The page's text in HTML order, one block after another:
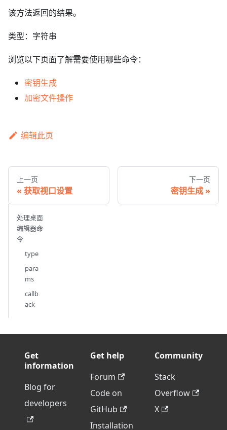
该方法返回的结果。
类型：字符串
浏览以下页面了解需要使用哪些命令：
密钥生成
加密文件操作
编辑此页
上一页
获取视口设置
下一页
密钥生成
处理桌面
编辑器命
令
type
para
ms
callb
ack
Get
information
Blog for
developers
Get help
Forum
Code on
GitHub
Installation
Community
Stack
Overflow
X